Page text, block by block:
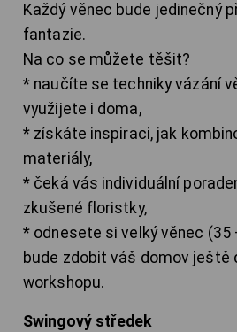
Každý věnec bude jedinečný
fantazie.
Na co se můžete těšit?
* naučíte se techniky vázání
využijete i doma,
* získáte inspiraci, jak
materiály,
* čeká vás individuální
zkušené floristky,
* odnesete si velký věnec (35
bude zdobit váš domov ještě
workshopu.
Swingový středek